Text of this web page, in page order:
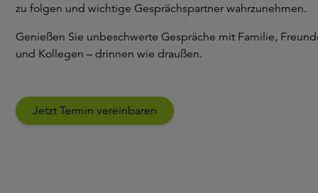
zu folgen und wichtige Gesprächspartner wahrzunehmen.
Genießen Sie unbeschwerte Gespräche mit Familie,
und Kollegen – drinnen wie draußen.
Jetzt Termin vereinbaren